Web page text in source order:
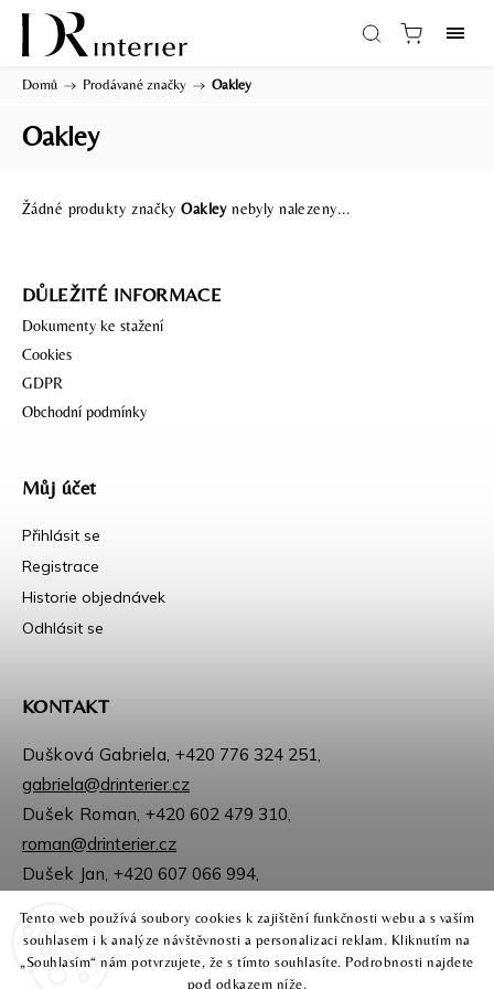
Tento web používá soubory cookies k zajištění funkčnosti webu a s vaším
souhlasem i k analýze návštěvnosti a personalizaci reklam. Kliknutím na
„Souhlasím“ nám potvrzujete, že s tímto souhlasíte. Podrobnosti najdete
pod odkazem níže.
Domů / Prodávané značky / Oakley
Oakley
Žádné produkty značkyOakleynebyly nalezeny...
DŮLEŽITÉ INFORMACE
Dokumenty ke stažení
Cookies
GDPR
Obchodní podmínky
Můj účet
Přihlásit se
Registrace
Historie objednávek
Odhlásit se
KONTAKT
Dušková Gabriela,+420 776 324 251,
gabriela@drinterier.cz
Dušek Roman,+420 602 479 310,
roman@drinterier.cz
Dušek Jan,+420 607 066 994,
Sledujte nás na Facebooku
Instagram